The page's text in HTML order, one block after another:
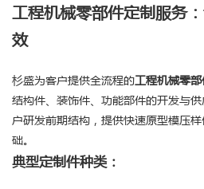
工程机械零部件定制服务
效
杉盛为客户提供全流程的工程机械零
结构件、装饰件、功能部件的开发与
户研发前期结构，提供快速原型模压
础。
典型定制件种类：